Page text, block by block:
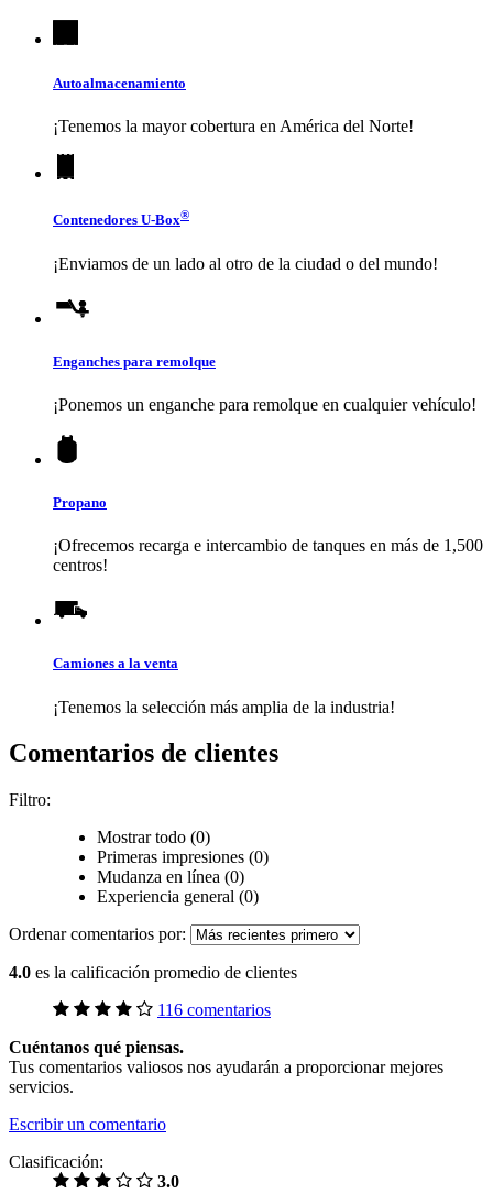
Autoalmacenamiento
¡Tenemos la mayor cobertura en América del Norte!
Contenedores U-Box®
¡Enviamos de un lado al otro de la ciudad o del mundo!
Enganches para remolque
¡Ponemos un enganche para remolque en cualquier vehículo!
Propano
¡Ofrecemos recarga e intercambio de tanques en más de 1,500
centros!
Camiones a la venta
¡Tenemos la selección más amplia de la industria!
Comentarios de clientes
Filtro:
Mostrar todo (0)
Primeras impresiones (0)
Mudanza en línea (0)
Experiencia general (0)
Ordenar comentarios por:
4.0 es la calificación promedio de clientes
116 comentarios
Cuéntanos qué piensas.
Tus comentarios valiosos nos ayudarán a proporcionar mejores
servicios.
Escribir un comentario
Clasificación:
3.0